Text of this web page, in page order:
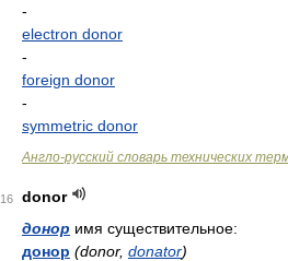
-
electron donor
-
foreign donor
-
symmetric donor
Англо-русский словарь технических
16
donor
донор имя существительное:
донор (donor, donator)